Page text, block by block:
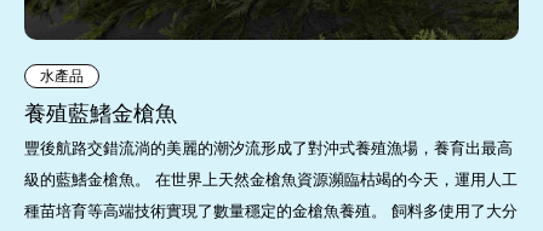
水產品
養殖藍鰭金槍魚
豐後航路交錯流淌的美麗的潮汐流形成了對沖式養殖漁場，養育出最高
級的藍鰭金槍魚。 在世界上天然金槍魚資源瀕臨枯竭的今天，運用人工
種苗培育等高端技術實現了數量穩定的金槍魚養殖。 飼料多使用了大分